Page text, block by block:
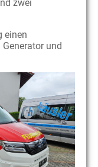
zwei
einen
und